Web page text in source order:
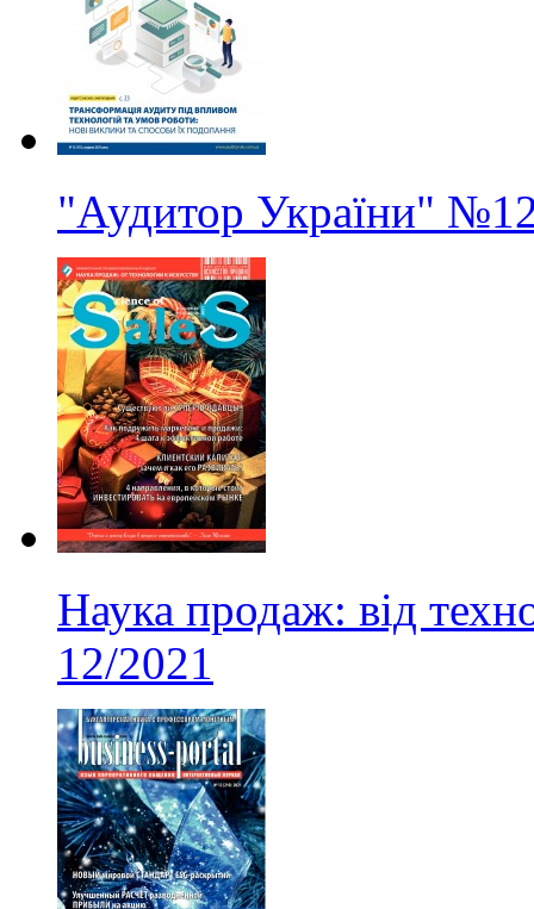
"Аудитор України"
Наука продаж: від
12/2021